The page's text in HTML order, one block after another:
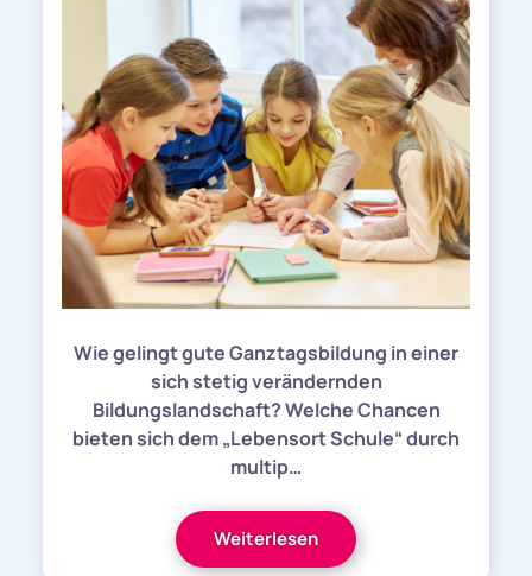
Wie gelingt gute Ganztagsbildung in einer
sich stetig verändernden
Bildungslandschaft? Welche Chancen
bieten sich dem „Lebensort Schule“ durch
multip…
Weiterlesen